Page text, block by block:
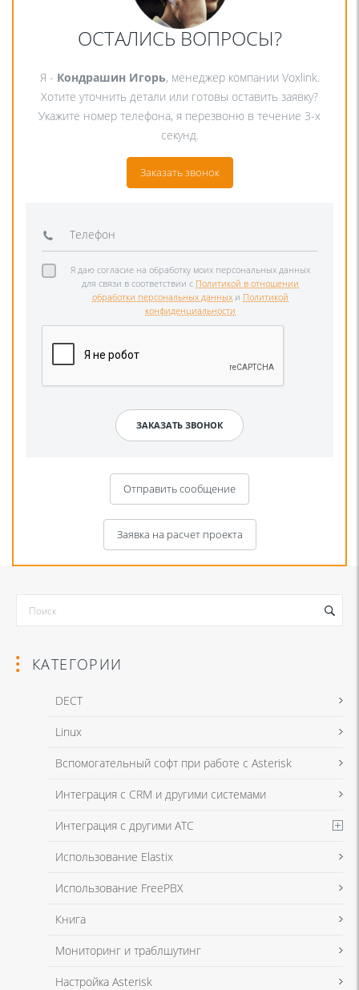
ОСТАЛИСЬ ВОПРОСЫ?
Я - Кондрашин Игорь, менеджер компании Voxlink.
Хотите уточнить детали или готовы оставить заявку?
Укажите номер телефона, я перезвоню в течение 3-х
секунд.
Заказать звонок
Я даю согласие на обработку моих персональных данных
для связи в соответствии с Политикой в отношении
обработки персональных данных и Политикой
конфиденциальности
Отправить сообщение
Я даю согласие на обработку моих персональных данных для связи
в соответствии сПолитикой в отношении обработки персональных
Заявка на расчет проекта
Я даю согласие на обработку моих персональных данных для связи
в соответствии с Политикой в отношении обработки персональных
КАТЕГОРИИ
DECT
Linux
Вспомогательный софт при работе с Asterisk
Интеграция с CRM и другими системами
Интеграция с другими АТС
Использование Elastix
Использование FreePBX
Книга
Мониторинг и траблшутинг
Настройка Asterisk